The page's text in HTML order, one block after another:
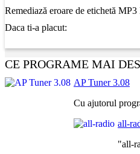
Remediază eroare de etichetă
Daca ti-a placut:
CE PROGRAME MAI
AP Tuner 3.08
Cu ajutorul
all-
"all-